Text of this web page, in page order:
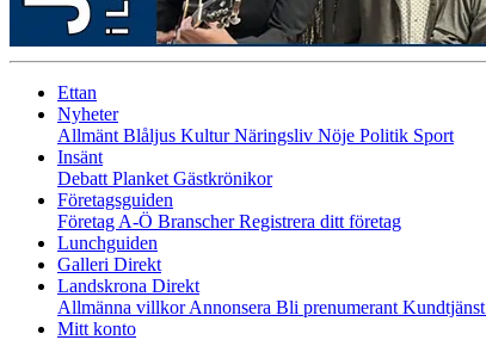
Ettan
Nyheter
Allmänt Blåljus KulturNäringsliv Nöje Politik Sport
Insänt
Debatt Planket Gästkrönikor
Företagsguiden
Företag A-Ö BranscherRegistrera ditt företag
Lunchguiden
Galleri Direkt
Landskrona Direkt
Allmänna villkorAnnonsera Bli prenumerant Kundtjänst
Mitt konto